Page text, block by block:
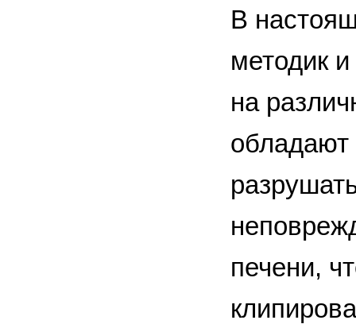
В
методик
на
обладают
печени,